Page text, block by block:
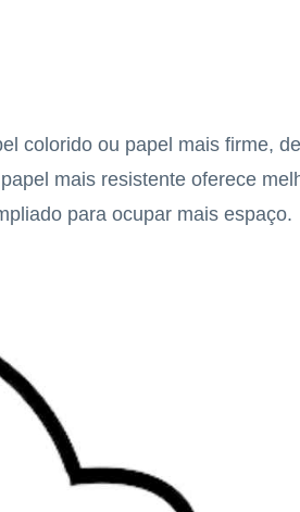
colorido ou papel mais firme,
mais resistente oferece
para ocupar mais espaço.